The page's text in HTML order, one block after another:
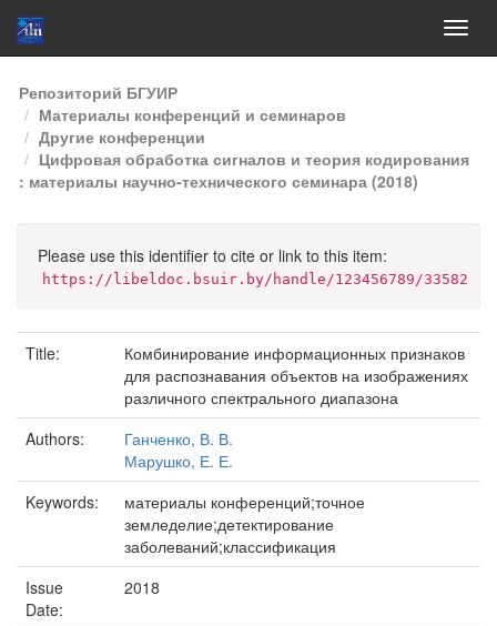
Skip
navigation
Репозиторий БГУИР
Материалы конференций и семинаров
Другие конференции
Цифровая обработка сигналов и теория кодирования
: материалы научно-технического семинара (2018)
Please use this identifier to cite or link to this item:
https://libeldoc.bsuir.by/handle/123456789/33582
Title:
Комбинирование информационных признаков
для распознавания объектов на изображениях
различного спектрального диапазона
Authors:
Ганченко, В. В.
Марушко, Е. Е.
Keywords:
материалы конференций;точное
земледелие;детектирование
заболеваний;классификация
Issue
Date:
2018